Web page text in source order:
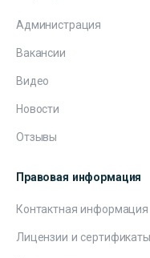
Администрация
Вакансии
Видео
Новости
Отзывы
Правовая информация
Контактная информация
Лицензии и сертификаты